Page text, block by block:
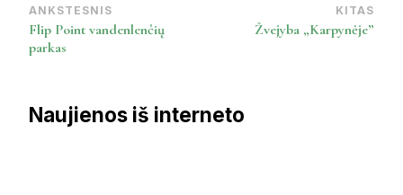
Post
Navigation
ANKSTESNIS
Flip Point vandenlenčių
parkas
KITAS
Žvejyba „Karpynėje”
Naujienos iš interneto